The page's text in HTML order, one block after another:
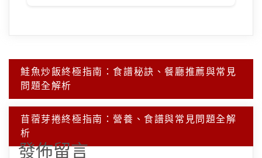
文
章
導
覽
鮭魚炒飯終極指南：食譜秘訣、餐廳推薦與常見
問題全解析
苜蓿芽捲終極指南：營養、食譜與常見問題全解
析
發佈留言